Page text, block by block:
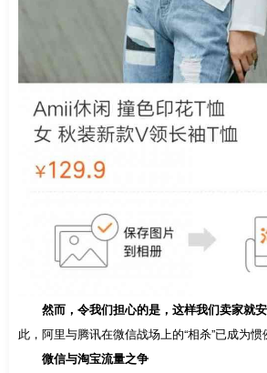
然而，令我们担心的是，这样我们卖家就
此，阿里与腾讯在微信战场上的“相杀”已成为惯
微信与淘宝流量之争